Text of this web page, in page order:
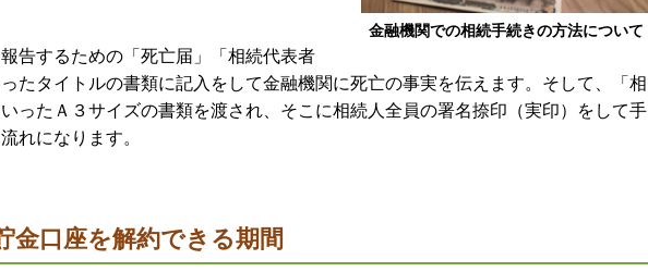
金融機関での相続手続きの方法について
告するための「死亡届」「相続代表者
たタイトルの書類に記入をして金融機関に死亡の事実を伝えます。そして、「相
ったＡ３サイズの書類を渡され、そこに相続人全員の署名捺印（実印）をして手
れになります。
金口座を解約できる期間